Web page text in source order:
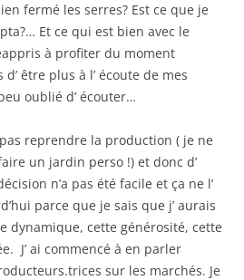
fermé les serres? Est ce que je
Et ce qui est bien avec le
à profiter du moment
être plus à l’ écoute de mes
oublié d’ écouter…
pas reprendre la production ( je ne
un jardin perso !) et donc d’
n’a pas été facile et ça ne l’
parce que je sais que j’ aurais
dynamique, cette générosité, cette
J’ ai commencé à en parler
sur les marchés. Je